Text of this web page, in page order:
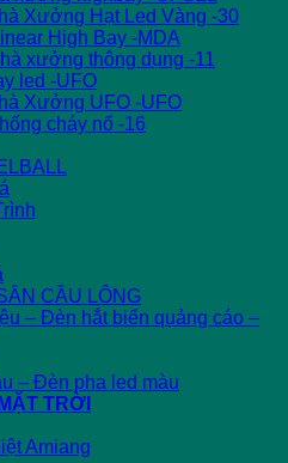
Xưởng Hạt Led Vàng -30
High Bay -MDA
xưởng thông dụng -11
led -UFO
Xưởng UFO -UFO
cháy nổ -16
CẦU LÔNG
– Đèn hắt biển quảng cáo –
– Đèn pha led màu
TRỜI
Amiang